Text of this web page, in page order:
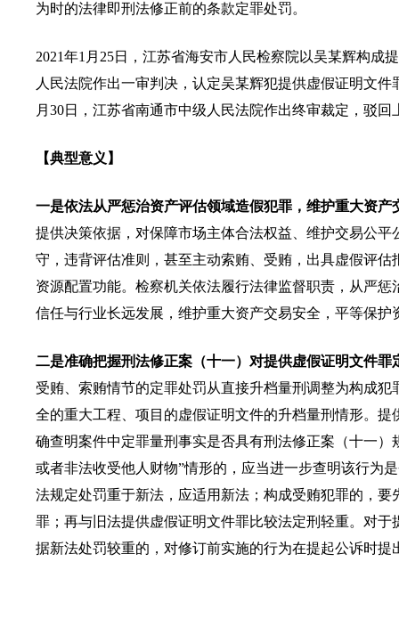
为时的法律即刑法修正前的条款定罪处罚。
2021年1月25日，江苏省海安市人民检察院以吴某辉构成
人民法院作出一审判决，认定吴某辉犯提供虚假证明文
月30日，江苏省南通市中级人民法院作出终审裁定，驳回
【典型意义】
一是依法从严惩治资产评估领域造假犯罪，维护重大资产
提供决策依据，对保障市场主体合法权益、维护交易公
守，违背评估准则，甚至主动索贿、受贿，出具虚假评
资源配置功能。检察机关依法履行法律监督职责，从严
信任与行业长远发展，维护重大资产交易安全，平等保护
二是准确把握刑法修正案（十一）对提供虚假证明文件
受贿、索贿情节的定罪处罚从直接升档量刑调整为构成
全的重大工程、项目的虚假证明文件的升档量刑情形。
确查明案件中定罪量刑事实是否具有刑法修正案（十一
或者非法收受他人财物”情形的，应当进一步查明该行为
法规定处罚重于新法，应适用新法；构成受贿犯罪的，
罪；再与旧法提供虚假证明文件罪比较法定刑轻重。对
据新法处罚较重的，对修订前实施的行为在提起公诉时提